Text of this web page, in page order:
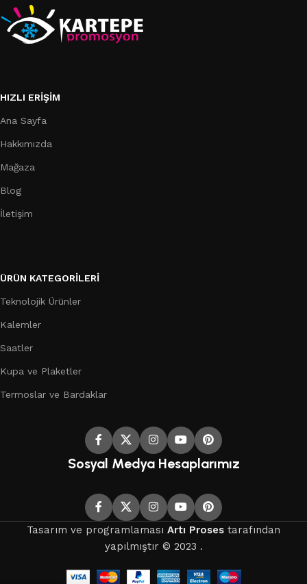
HIZLI ERIŞIM
Ana Sayfa
Hakkımızda
Mağaza
Blog
İletişim
ÜRÜN KATEGORILERI
Teknolojik Ürünler
Kalemler
Saatler
Kupa ve Plaketler
Termoslar ve Bardaklar
Sosyal Medya Hesaplarımız
Tasarım ve programlaması Artı Proses tarafından
yapılmıştır © 2023 .